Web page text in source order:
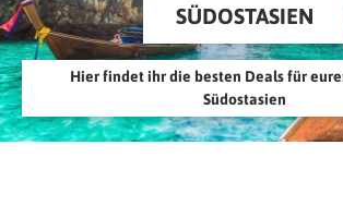
SÜDOSTASIEN
Hier findet ihr die besten Deals für
Südostasien